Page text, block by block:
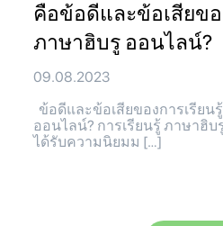
คือข้อดีและข้อเสียขอ
ภาษาฮิบรู ออนไลน์?
09.08.2023
ข้อดีและข้อเสียของการเรียน
ออนไลน์? การเรียนรู้ ภาษาฮิ
ได้รับความนิยมม […]